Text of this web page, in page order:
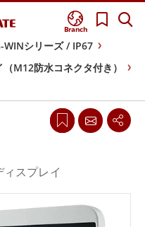
Branch
WINシリーズ / IP67
M12防水コネクタ付き）
スプレイ